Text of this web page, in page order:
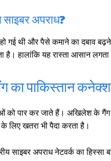
साइबर अपराध?
गई थी और पैसे कमाने का दबाव
हालांकि यह रास्ता आसान लगता
का पाकिस्तान
को पार कर जाते हैं। अखिलेश के गैंग
के लिए खतरा भी पैदा करता है।
साइबर अपराध नेटवर्क का हिस्सा